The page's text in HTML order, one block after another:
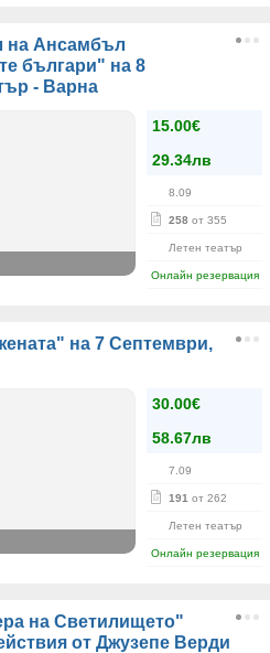
на Ансамбъл
българи" на 8
- Варна
15.00€
29.34лв
8.09
258 от 355
Летен театър
Онлайн резервация
на 7 Септември,
30.00€
58.67лв
7.09
191 от 262
Летен театър
Онлайн резервация
на Светилището"
от Джузепе Верди